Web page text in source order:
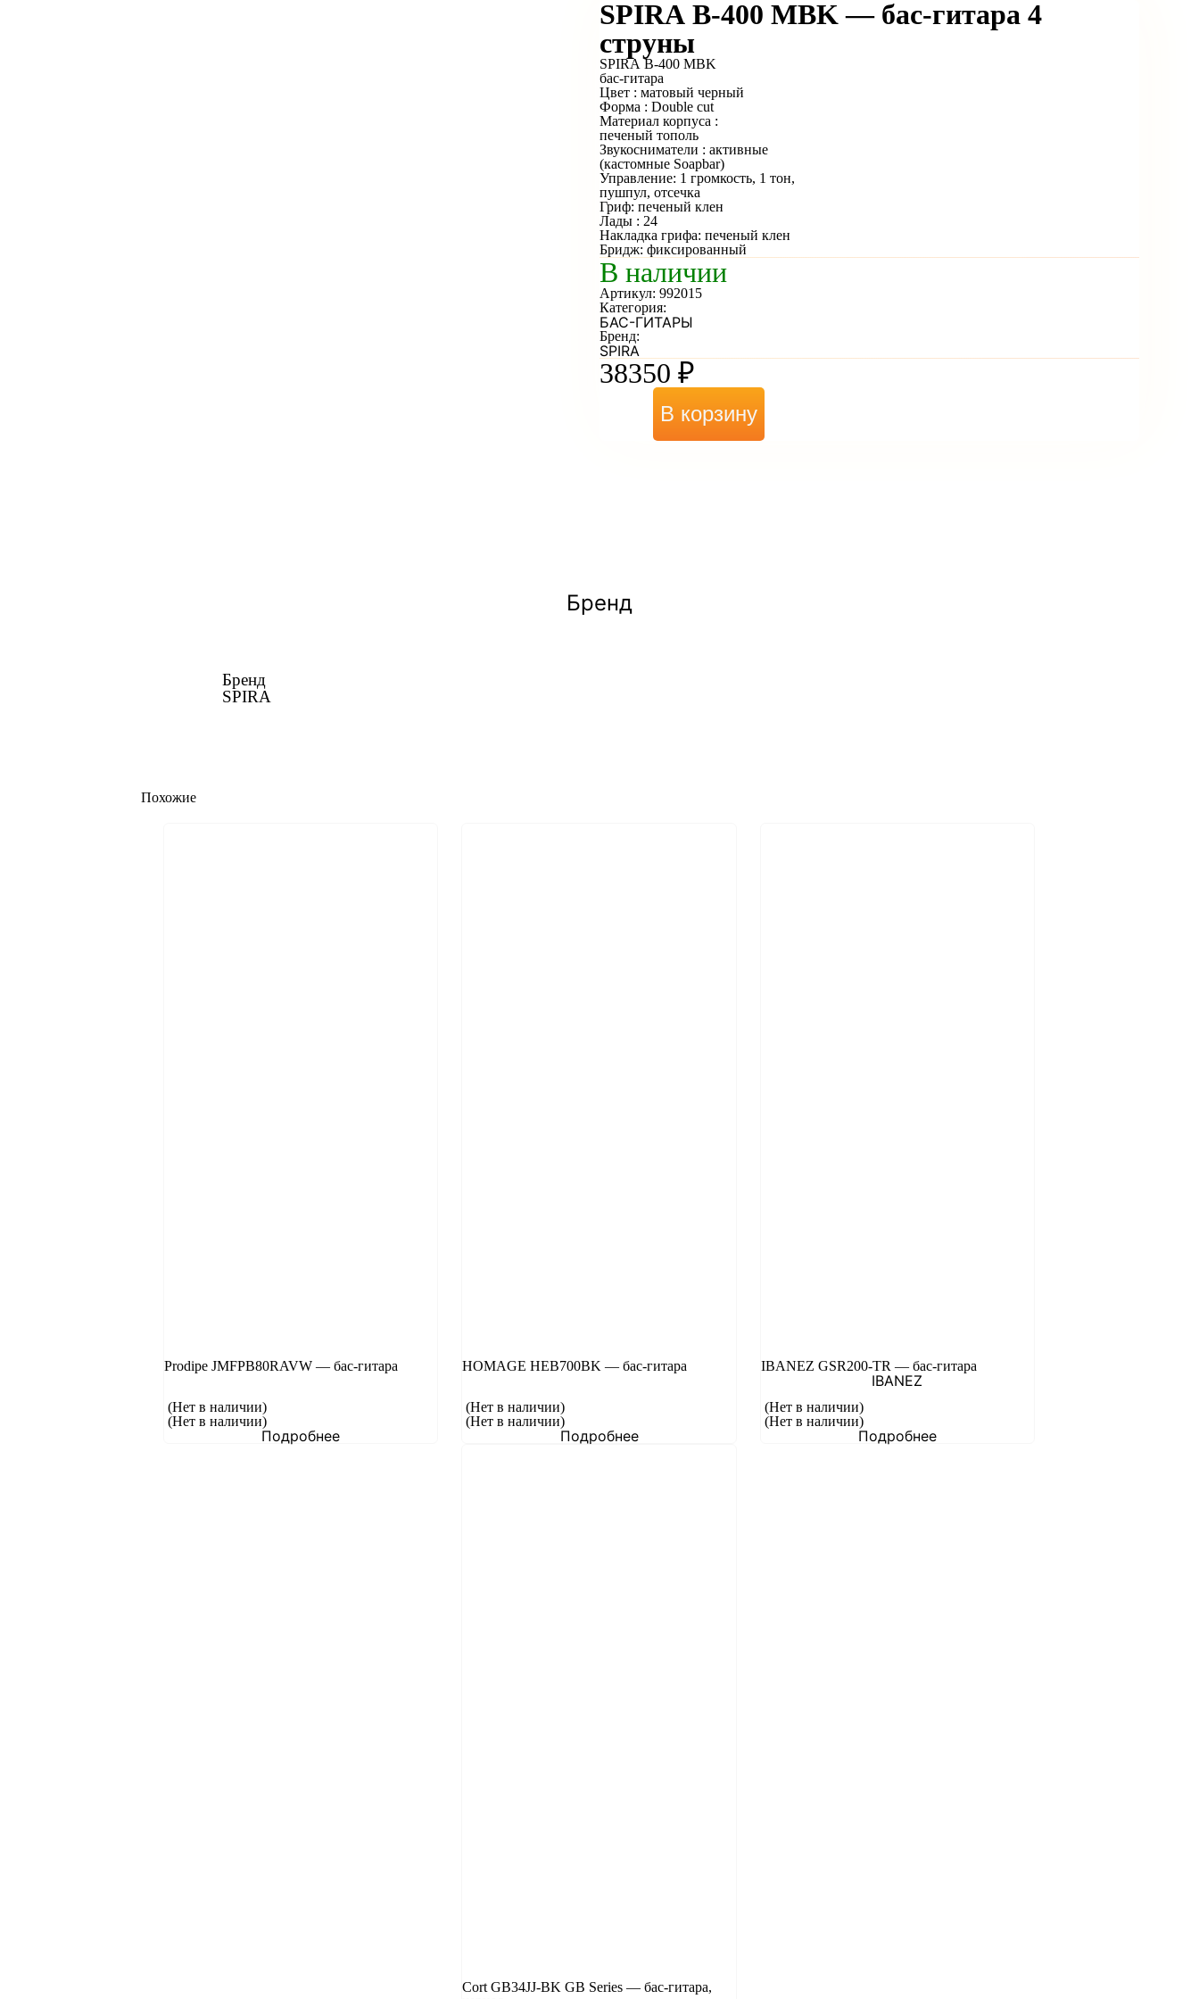
SPIRA B-400 MBK — бас-гитара 4
струны
38350 ₽
SPIRA B-400 MBK
бас-гитара
Цвет : матовый черный
Форма : Double cut
Материал корпуса :
печеный тополь
Звукосниматели : активные
(кастомные Soapbar)
Управление: 1 громкость, 1 тон,
пушпул, отсечка
Гриф: печеный клен
Лады : 24
Накладка грифа: печеный клен
Бридж: фиксированный
В наличии
В корзину
Артикул: 992015
Категория:
БАС-ГИТАРЫ
Бренд:
SPIRA
Бренд
Бренд
SPIRA
Похожие
Prodipe JMFPB80RAVW — бас-гитара
(Нет в наличии)
(Нет в наличии)
Подробнее
HOMAGE HEB700BK — бас-гитара
(Нет в наличии)
(Нет в наличии)
Подробнее
IBANEZ GSR200-TR — бас-гитара
IBANEZ
(Нет в наличии)
(Нет в наличии)
Подробнее
Cort GB34JJ-BK GB Series — бас-гитара,